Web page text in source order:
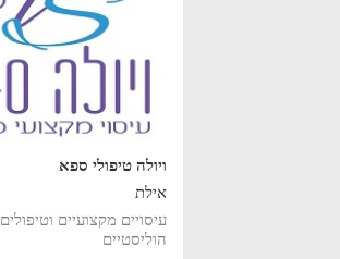
ויולה טיפולי ספא
אילת
עיסויים מקצועיים וטיפולים
הוליסטיים